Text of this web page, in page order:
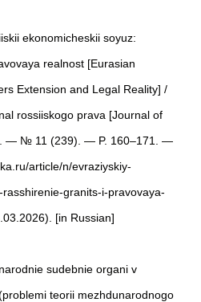
ekonomicheskii soyuz:
realnost [Eurasian
Extension and Legal Reality] /
rossiiskogo prava [Journal of
— № 11 (239). — P. 160–171. —
article/n/evraziyskiy-
granits-i-pravovaya-
[in Russian]
sudebnie organi v
teorii mezhdunarodnogo